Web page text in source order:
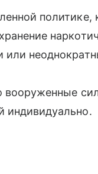
или
вооруженные
индивидуально.